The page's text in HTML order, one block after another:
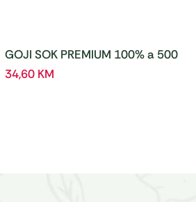
GOJI SOK PREMIUM 100% a 500
ml
34,60 KM